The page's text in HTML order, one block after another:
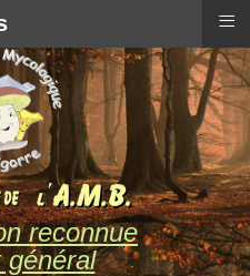
reconnue
général
≡